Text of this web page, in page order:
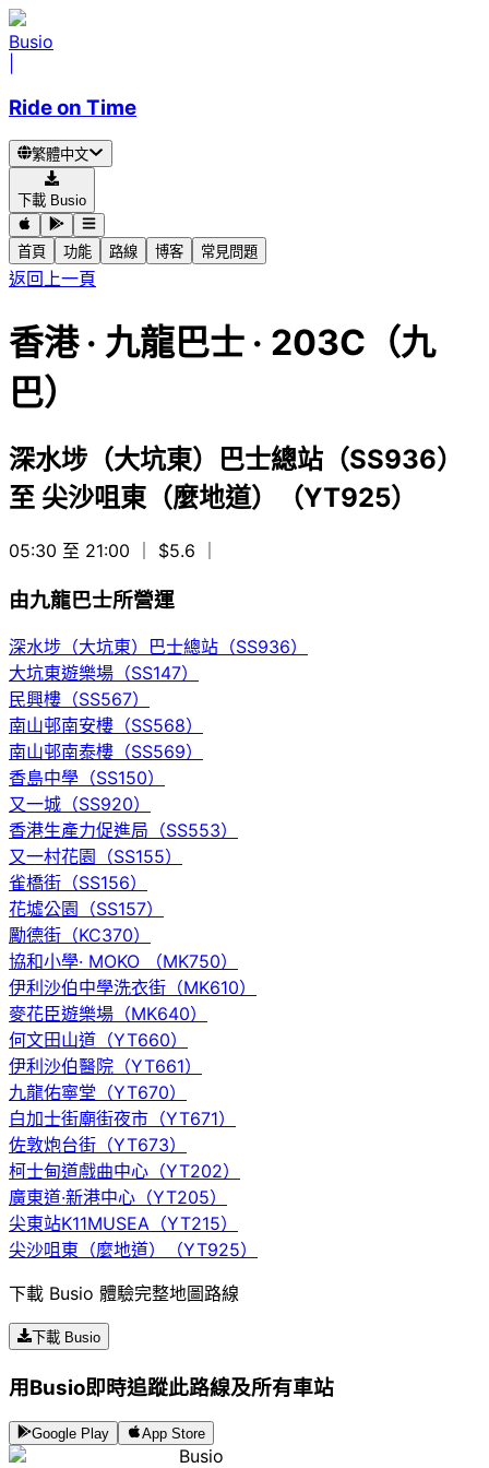
Busio
Ride on Time
繁體中文
下載 Busio
首頁 功能 路線 博客 常見問題
返回上一頁
香港· 九龍巴士 · 203C（九
巴）
深水埗（大坑東）巴士總站（SS936）
至 尖沙咀東（麼地道）（YT925）
05:30 至 21:00 ｜ $5.6
由九龍巴士所營運
深水埗（大坑東）巴士總站（SS936）
大坑東遊樂場（SS147）
民興樓（SS567）
南山邨南安樓（SS568）
南山邨南泰樓（SS569）
香島中學（SS150）
又一城（SS920）
香港生產力促進局（SS553）
又一村花園（SS155）
雀橋街（SS156）
花墟公園（SS157）
勵德街（KC370）
協和小學· MOKO （MK750）
伊利沙伯中學洗衣街（MK610）
麥花臣遊樂場（MK640）
何文田山道（YT660）
伊利沙伯醫院（YT661）
九龍佑寧堂（YT670）
白加士街廟街夜市（YT671）
佐敦炮台街（YT673）
柯士甸道戲曲中心（YT202）
廣東道·新港中心（YT205）
尖東站K11MUSEA（YT215）
尖沙咀東（麼地道）（YT925）
下載 Busio 體驗完整地圖路線
下載 Busio
用Busio即時追蹤此路線及所有車站
Google Play App Store
Busio